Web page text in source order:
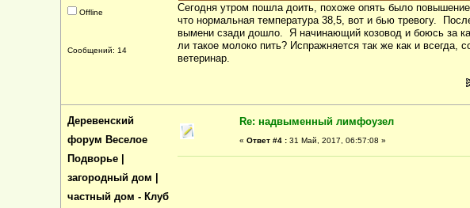
Offline
Сообщений: 14
Сегодня утром пошла доить, похоже опять было
что нормальная температура 38,5, вот и бью тревогу.
вымени сзади дошло. Я начинающий козовод и боюсь за
ли такое молоко пить? Испражняется так же как и всегда,
ветеринар.
Деревенский
форум Веселое
Подворье |
загородный дом |
частный дом - Клуб
Re: надвыменный лимфоузел
« Ответ #4 : 31 Май, 2017, 06:57:08 »